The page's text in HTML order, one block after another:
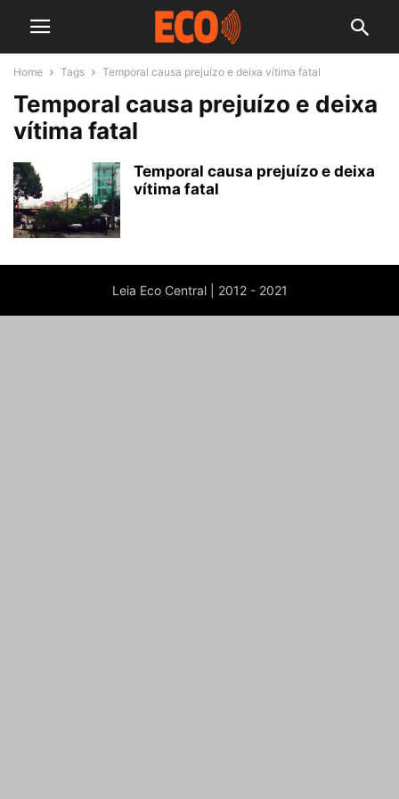
Home Tags Temporal causa prejuízo e deixa vítima fatal
Temporal causa prejuízo e deixa
vítima fatal
Temporal causa prejuízo e deixa
vítima fatal
Leia Eco Central | 2012 - 2021